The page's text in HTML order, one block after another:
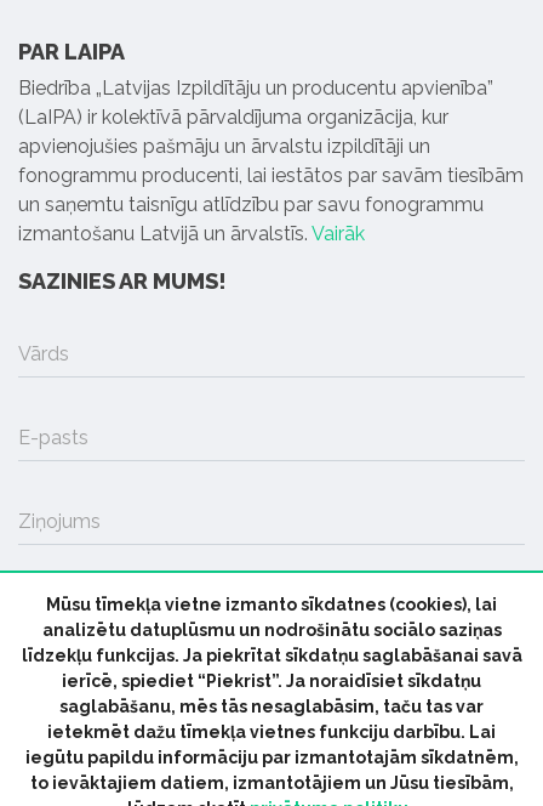
PAR LAIPA
Biedrība „Latvijas Izpildītāju un producentu apvienība”
(LaIPA) ir kolektīvā pārvaldījuma organizācija, kur
apvienojušies pašmāju un ārvalstu izpildītāji un
fonogrammu producenti, lai iestātos par savām tiesībām
un saņemtu taisnīgu atlīdzību par savu fonogrammu
izmantošanu Latvijā un ārvalstīs. Vairāk
SAZINIES AR MUMS!
Vārds
E-pasts
Ziņojums
SŪTĪT
© 2026 parmuziku.lv, visas tiesības paturētas
Mūsu tīmekļa vietne izmanto sīkdatnes (cookies), lai
analizētu datuplūsmu un nodrošinātu sociālo saziņas
līdzekļu funkcijas. Ja piekrītat sīkdatņu saglabāšanai savā
ierīcē, spiediet “Piekrist”. Ja noraidīsiet sīkdatņu
saglabāšanu, mēs tās nesaglabāsim, taču tas var
ietekmēt dažu tīmekļa vietnes funkciju darbību. Lai
iegūtu papildu informāciju par izmantotajām sīkdatnēm,
to ievāktajiem datiem, izmantotājiem un Jūsu tiesībām,